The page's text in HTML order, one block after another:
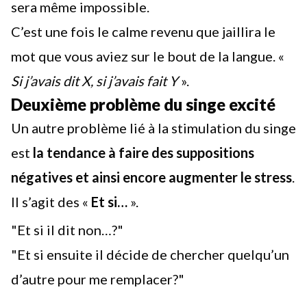
sera même impossible.
C’est une fois le calme revenu que jaillira le
mot que vous aviez sur le bout de la langue. «
Si j’avais dit X, si j’avais fait Y».
Deuxième problème du singe excité
Un autre problème lié à la stimulation du singe
est la tendance à faire des suppositions
négatives et ainsi encore augmenter le stress
Il s’agit des « Et si… ».
"Et si il dit non…?"
"Et si ensuite il décide de chercher quelqu’un
d’autre pour me remplacer?"